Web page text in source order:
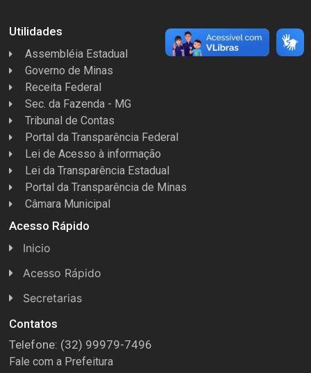
Utilidades
Assembléia Estadual
Governo de Minas
Receita Federal
Sec. da Fazenda - MG
Tribunal de Contas
Portal da Transparência Federal
Lei de Acesso à informação
Lei da Transparência Estadual
Portal da Transparência de Minas
Câmara Municipal
Acesso Rápido
Inicio
Acesso Rápido
Concursos
Conselhos
Espera Feliz Antigamente
Secretarias
Licitações
Secretaria de Esportes
Contatos
Telefone: (32) 99979-7496
Fale com a Prefeitura